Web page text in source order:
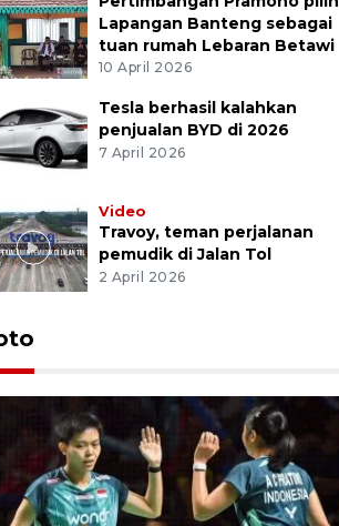
Lapangan Banteng sebagai
tuan rumah Lebaran Betawi
10 April 2026
Tesla berhasil kalahkan
penjualan BYD di 2026
7 April 2026
Video
Travoy, teman perjalanan
pemudik di Jalan Tol
2 April 2026